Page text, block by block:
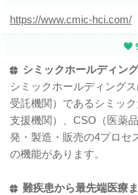
https://www.cmic-hci.com/
シミックホールディン
シミックホールディング
受託機関）であるシミッ
支援機関）、CSO（医薬
発・製造・販売の4プロセ
の機能があります。
難疾患から最先端医療